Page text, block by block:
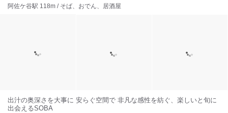
阿佐ケ谷駅 118m / そば、おでん、居酒屋
出汁の奥深さを大事に 安らぐ空間で 非凡な感性を紡ぐ、楽しいと旬に
出会えるSOBA